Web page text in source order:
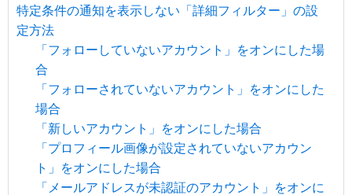
特定条件の通知を表示しない「詳細フィルター」の設
定方法
「フォローしていないアカウント」をオンにした場
合
「フォローされていないアカウント」をオンにした
場合
「新しいアカウント」をオンにした場合
「プロフィール画像が設定されていないアカウン
ト」をオンにした場合
「メールアドレスが未認証のアカウント」をオンに